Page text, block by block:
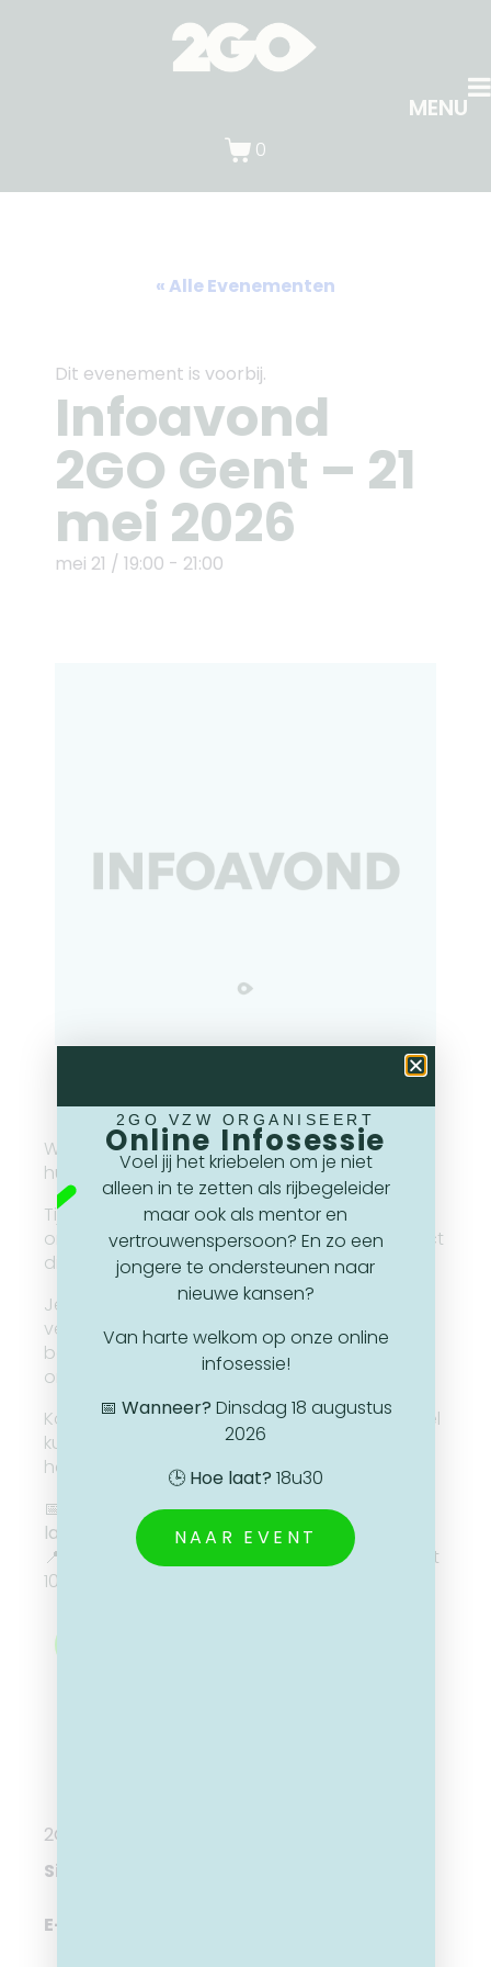
MENU
0
« Alle Evenementen
Dit evenement is voorbij.
Infoavond
2GO Gent – 21
mei 2026
mei 21 / 19:00 - 21:00
Wil je ontdekken hoe 2GO jongeren helpt op
hun weg naar meer zelfstandigheid?
Tijdens onze infosessie vertellen we alles over
onze missie, ons buddy-systeem en de impact
die wij samen kunnen maken.
Je leert hoe we kanszoekende jongeren
verbinden met betrokken vrijwilligers die hen
begeleiden richting hun rijbewijs én een
onafhankelijker leven.
Kom langs, stel je vragen en ontdek hoe jij deel
kunt uitmaken van onze community die écht
het verschil maakt!
📅
Wanneer?donderdag 21 mei 2026🕒
laat?
19:00 uur
📍
Bedrijvencentrum De Punt, Kerkstraat
108, 9050 Gent
2GO Gent
Site:
E-mail:
2GO VZW ORGANISEERT
Online Infosessie
Voel jij het kriebelen om je niet
alleen in te zetten als rijbegeleider
maar ook als mentor en
vertrouwenspersoon? En zo een
jongere te ondersteunen naar
nieuwe kansen?
Van harte welkom op onze online
infosessie!
📅 Wanneer? Dinsdag 18 augustus
2026
🕒 Hoe laat? 18u30
NAAR EVENT